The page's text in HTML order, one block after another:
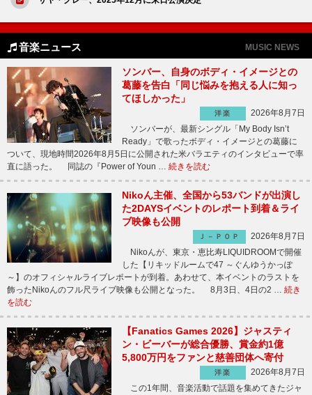
音楽ニュース MUSIC NEWS
ソンバー、自身のボディ・イメージとの
葛藤を告白「同じ悩みを抱える人に知っ
てほしかった」
洋楽
2026年8月7日
ソンバーが、最新シングル「My Body Isn’t
Ready」で歌ったボディ・イメージとの葛藤に
ついて、現地時間2026年8月5日に公開された米バラエティのインタビューで率
直に語った。 同誌の『Power of Youn … 続きを読む
Nikoん主催、全国から53バンドが出演し
た2DAYSイベントのレポート到着＆ライ
ブ映像も公開
Ｊ－ＰＯＰ
2026年8月7日
Nikoんが、東京・恵比寿LIQUIDROOMで開催
した【リキッドルームで47 ～ぐんゆうかっぽ
～】のオフィシャルライブレポートが到着。あわせて、本イベントのラストを
飾ったNikoんのフル尺ライブ映像も公開となった。 8月3日、4日の2 … 続き
を読む
【Fanatics Games 2026】ジャスティ
ン・ビーバーが総合優勝、賞金約1億
5,800万円をファンと慈善団体へ寄付
洋楽
2026年8月7日
この1年間、音楽活動で話題を集めてきたジャ